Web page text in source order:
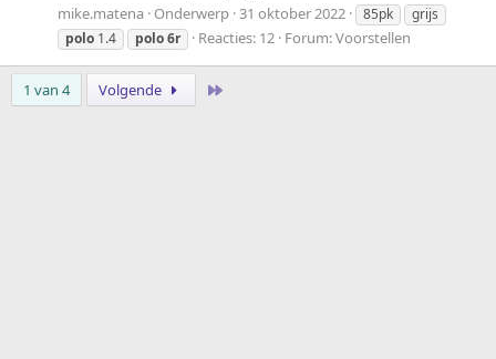
mike.matena Onderwerp 31 oktober 2022 85pk
grijs
polo 1.4 polo6r Reacties: 12 Forum:Voorstellen
1 van 4 Volgende